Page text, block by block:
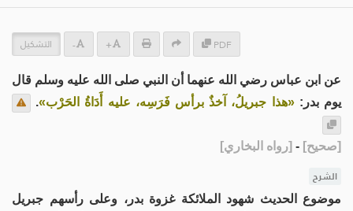
PDF
+
- التشكيل
عن ابن عباس رضي الله عنهما أن النبي صلى الله عليه وسلم قال
يوم بدر:«هذا جبريلُ، آخذٌ برأس فَرَسِه، عليه أَدَاةُ الحَرْب».
[صحيح]
-
[رواه البخاري]
الشرح
موضوع الحديث شهود الملائكة غزوة بدر، وعلى رأسهم جبريل